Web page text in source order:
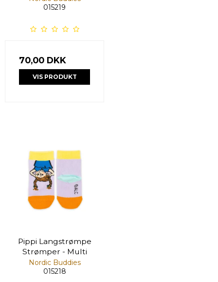
015219
70,00 DKK
VIS PRODUKT
Pippi Langstrømpe
Strømper - Multi
Nordic Buddies
015218